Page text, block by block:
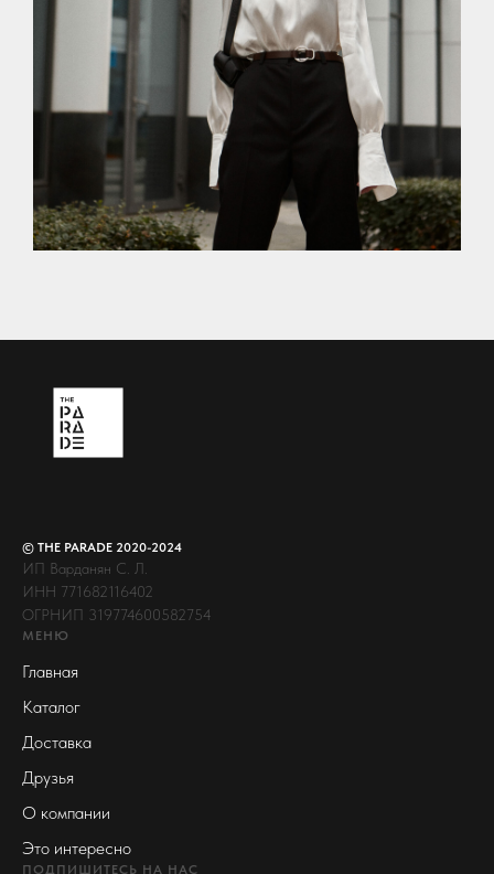
© THE PARADE 2020-2024
ИП Варданян С. Л.
ИНН 771682116402
ОГРНИП 319774600582754
МЕНЮ
Главная
Каталог
Доставка
Друзья
О компании
Это интересно
ПОДПИШИТЕСЬ НА НАС